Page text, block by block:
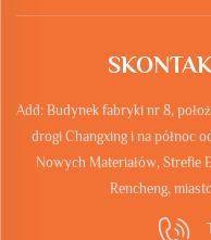
Add: Budynek fabryki nr 8,
drogi Changxing i na północ
Nowych Materiałów, Strefie
Rencheng,